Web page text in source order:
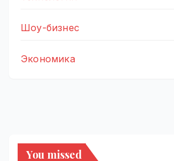
Шоу-бизнес
Экономика
You missed